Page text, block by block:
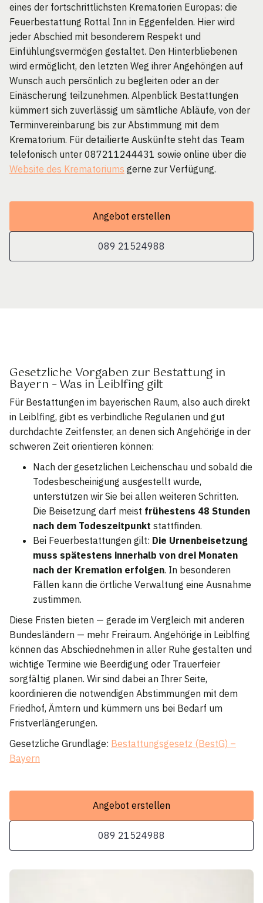
eines der fortschrittlichsten Krematorien Europas: die
Feuerbestattung Rottal Inn in Eggenfelden. Hier wird
jeder Abschied mit besonderem Respekt und
Einfühlungsvermögen gestaltet. Den Hinterbliebenen
wird ermöglicht, den letzten Weg ihrer Angehörigen auf
Wunsch auch persönlich zu begleiten oder an der
Einäscherung teilzunehmen. Alpenblick Bestattungen
kümmert sich zuverlässig um sämtliche Abläufe, von der
Terminvereinbarung bis zur Abstimmung mit dem
Krematorium. Für detailierte Auskünfte steht das Team
telefonisch unter 087211244431 sowie online über die
Website des Krematoriums gerne zur Verfügung.
Angebot erstellen
089 21524988
Gesetzliche Vorgaben zur Bestattung in
Bayern – Was in Leiblfing gilt
Für Bestattungen im bayerischen Raum, also auch direkt
in Leiblfing, gibt es verbindliche Regularien und gut
durchdachte Zeitfenster, an denen sich Angehörige in der
schweren Zeit orientieren können:
Nach der gesetzlichen Leichenschau und sobald die
Todesbescheinigung ausgestellt wurde,
unterstützen wir Sie bei allen weiteren Schritten.
Die Beisetzung darf meist frühestens 48 Stunden
nach dem Todeszeitpunkt stattfinden.
Bei Feuerbestattungen gilt: Die Urnenbeisetzung
muss spätestens innerhalb von drei Monaten
nach der Kremation erfolgen. In besonderen
Fällen kann die örtliche Verwaltung eine Ausnahme
zustimmen.
Diese Fristen bieten — gerade im Vergleich mit anderen
Bundesländern — mehr Freiraum. Angehörige in Leiblfing
können das Abschiednehmen in aller Ruhe gestalten und
wichtige Termine wie Beerdigung oder Trauerfeier
sorgfältig planen. Wir sind dabei an Ihrer Seite,
koordinieren die notwendigen Abstimmungen mit dem
Friedhof, Ämtern und kümmern uns bei Bedarf um
Fristverlängerungen.
Gesetzliche Grundlage: Bestattungsgesetz (BestG) –
Bayern
Angebot erstellen
089 21524988